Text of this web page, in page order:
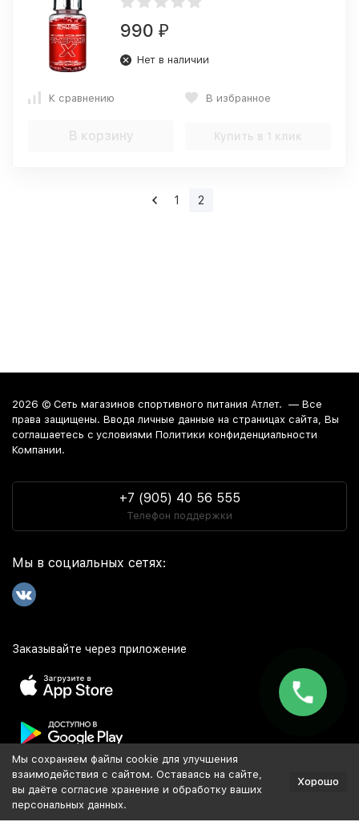
990 ₽
Нет в наличии
К сравнению В избранное
В корзину Купить в 1 клик
1 2
2026 © Сеть магазинов спортивного питания Атлет. — Все
права защищены. Вводя личные данные на страницах сайта, Вы
соглашаетесь c условиями Политики конфиденциальности
Компании.
+7 (905) 40 56 555
Телефон поддержки
Мы в социальных сетях:
Заказывайте через приложение
Популярное
Мы сохраняем файлы cookie для улучшения
взаимодействия с сайтом. Оставаясь на сайте,
вы даёте согласие хранение и обработку ваших
персональных данных.
Хорошо